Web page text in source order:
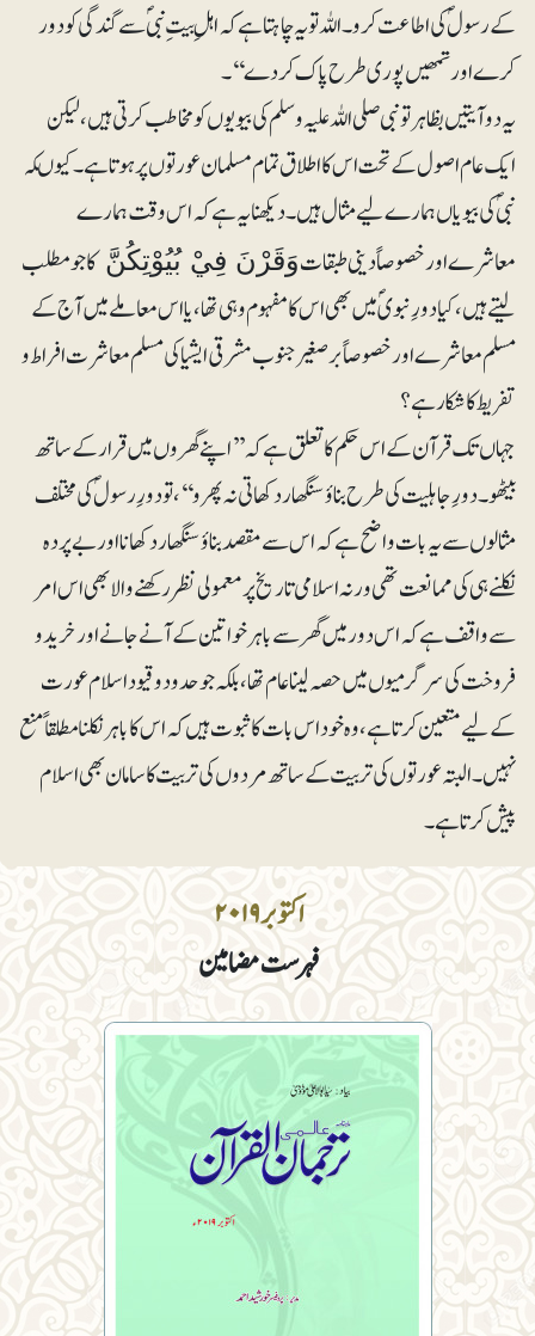
اکتوبر ۲۰۱۹
فہرست مضامین
کے رسولؐ کی اطاعت کرو۔ اللہ تو یہ چاہتا ہے کہ اہلِ بیت ِ نبیؐ سے گندگی کو دور
کرے اور تمھیں پوری طرح پاک کر دے‘‘۔
یہ دو آیتیں بظاہر تو نبی صلی اللہ علیہ وسلم کی بیویوں کو مخاطب کرتی ہیں، لیکن
ایک عام اصول کے تحت اس کا اطلاق تمام مسلمان عورتوں پر ہوتا ہے۔ کیوںکہ
نبیؐ کی بیویاں ہمارے لیے مثال ہیں۔ دیکھنا یہ ہے کہ اس وقت ہمارے
معاشرے اور خصوصاً دینی طبقاتوَقَرْنَ فِيْ بُيُوْتِكُنَّکا جو مطلب
لیتے ہیں، کیا دورِ نبویؐ میں بھی اس کا مفہوم وہی تھا، یا اس معاملے میں آج کے
مسلم معاشرے اور خصوصاً بر صغیر جنوب مشرقی ایشیا کی مسلم معاشرت افراط و
تفریط کا شکار ہے؟
جہاں تک قرآن کے اس حکم کا تعلق ہے کہ’’اپنے گھروں میں قرار کے ساتھ
بیٹھو۔ دورِجاہلیت کی طرح بناؤ سنگھار دکھاتی نہ پھرو‘‘، تو دورِ رسولؐ کی مختلف
مثالوں سے یہ بات واضح ہے کہ اس سے مقصد بناؤ سنگھار دکھانا اور بے پردہ
نکلنے ہی کی ممانعت تھی ورنہ اسلامی تاریخ پر معمولی نظر رکھنے والا بھی اس امر
سے واقف ہے کہ اس دور میں گھر سے باہر خواتین کے آنے جانے اور خرید و
فروخت کی سرگرمیوں میں حصہ لینا عام تھا، بلکہ جو حدود و قیود اسلا م عورت
کے لیے متعین کرتا ہے، وہ خود اس بات کا ثبوت ہیں کہ اس کا باہر نکلنا مطلقاً منع
نہیں۔ البتہ عورتوں کی تربیت کے ساتھ مردوں کی تربیت کا سامان بھی اسلام
پیش کرتا ہے۔